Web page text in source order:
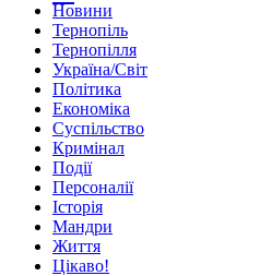
Новини
Тернопіль
Тернопілля
Україна/Світ
Політика
Економіка
Суспільство
Кримінал
Події
Персоналії
Історія
Мандри
Життя
Цікаво!